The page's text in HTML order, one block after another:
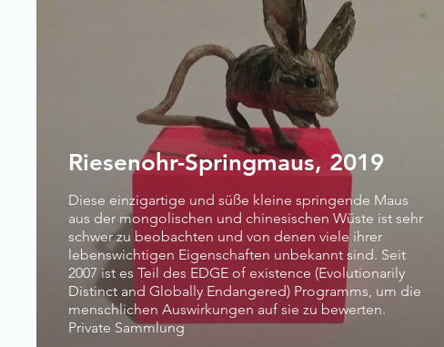
Riesenohr-Springmaus, 2019
Diese einzigartige und süße kleine springende Maus
aus der mongolischen und chinesischen Wüste ist sehr
schwer zu beobachten und von denen viele ihrer
lebenswichtigen Eigenschaften unbekannt sind. Seit
2007 ist es Teil des EDGE of existence (Evolutionarily
Distinct and Globally Endangered) Programms, um die
menschlichen Auswirkungen auf sie zu bewerten.
Private Sammlung